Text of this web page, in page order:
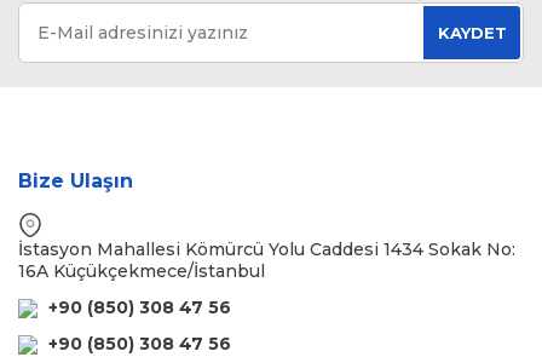
KAYDET
Bize Ulaşın
İstasyon Mahallesi Kömürcü Yolu Caddesi 1434 Sokak No:
16A Küçükçekmece/İstanbul
+90 (850) 308 47 56
+90 (850) 308 47 56